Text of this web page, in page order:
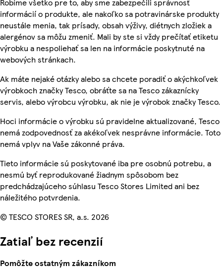
informácií o produkte, ale nakoľko sa potravinárske produkty
neustále menia, tak prísady, obsah výživy, diétnych zložiek a
alergénov sa môžu zmeniť. Mali by ste si vždy prečítať etiketu
výrobku a nespoliehať sa len na informácie poskytnuté na
webových stránkach.
Ak máte nejaké otázky alebo sa chcete poradiť o akýchkoľvek
výrobkoch značky Tesco, obráťte sa na Tesco zákaznícky
servis, alebo výrobcu výrobku, ak nie je výrobok značky Tesco.
Hoci informácie o výrobku sú pravidelne aktualizované, Tesco
nemá zodpovednosť za akékoľvek nesprávne informácie. Toto
nemá vplyv na Vaše zákonné práva.
Tieto informácie sú poskytované iba pre osobnú potrebu, a
nesmú byť reprodukované žiadnym spôsobom bez
predchádzajúceho súhlasu Tesco Stores Limited ani bez
náležitého potvrdenia.
© TESCO STORES SR, a.s. 2026
Zatiaľ bez recenzií
Pomôžte ostatným zákazníkom